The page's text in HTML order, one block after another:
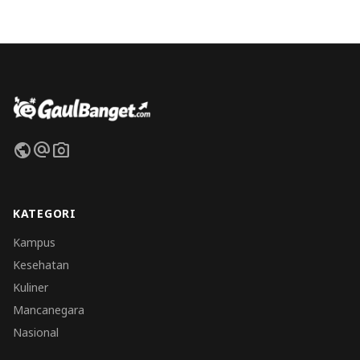
publicalternate_emailphoto_camera
KATEGORI
Kampus
Kesehatan
Kuliner
Mancanegara
Nasional